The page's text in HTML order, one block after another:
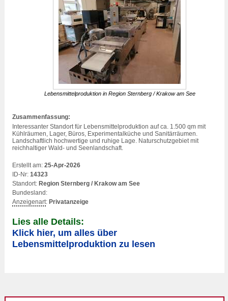
Lebensmittelproduktion in Region Sternberg / Krakow am See
Zusammenfassung:
Interessanter Standort für Lebensmittelproduktion auf ca. 1.500 qm mit
Kühlräumen, Lager, Büros, Experimentalküche und Sanitärräumen.
Landschaftlich hochwertige und ruhige Lage. Naturschutzgebiet mit
reichhaltiger Wald- und Seenlandschaft.
Erstellt am: 25-Apr-2026
ID-Nr: 14323
Standort: Region Sternberg / Krakow am See
Bundesland:
Anzeigenart: Privatanzeige
Lies alle Details:
Klick hier, um alles über
Lebensmittelproduktion zu lesen